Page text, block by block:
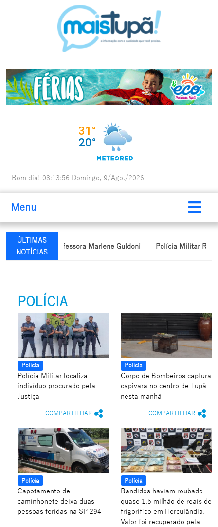
Bom dia! 08:13:58 Domingo, 9/Ago./2026
Menu
ÚLTIMAS
NOTÍCIAS
nome da professora Marlene Guldoni Polícia Militar
POLÍCIA
Polícia
Polícia Militar localiza
indivíduo procurado pela
Justiça
COMPARTILHAR
Polícia
Corpo de Bombeiros captura
capivara no centro de Tupã
nesta manhã
COMPARTILHAR
Polícia
Capotamento de
caminhonete deixa duas
pessoas feridas na SP 294
Polícia
Bandidos haviam roubado
quase 1,5 milhão de reais de
frigorífico em Herculândia.
Valor foi recuperado pela